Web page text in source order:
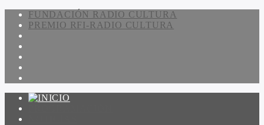
FUNDACIÓN RADIO CULTURA
PREMIO RFI-RADIO CULTURA